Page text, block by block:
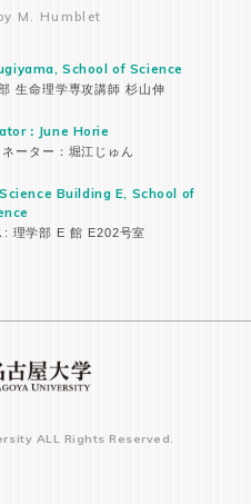
M. Humblet
School of Science
生命理学専攻講師 杉山伸
：June Horie
ーター：堀江じゅん
Building E, School of
: 理学部 E 館 E202号室
ALL Rights Reserved.